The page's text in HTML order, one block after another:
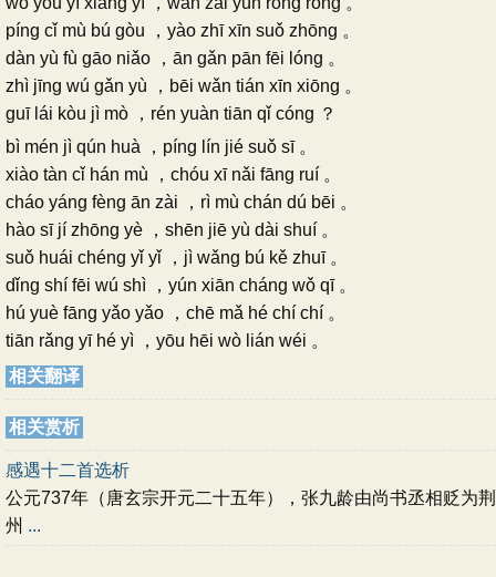
píng cǐ mù bú gòu ，yào zhī xīn suǒ zhōng 。
dàn yù fù gāo niǎo ，ān gǎn pān fēi lóng 。
zhì jīng wú gǎn yù ，bēi wǎn tián xīn xiōng 。
guī lái kòu jì mò ，rén yuàn tiān qǐ cóng ？
bì mén jì qún huà ，píng lín jié suǒ sī 。
xiào tàn cǐ hán mù ，chóu xī nǎi fāng ruí 。
cháo yáng fèng ān zài ，rì mù chán dú bēi 。
hào sī jí zhōng yè ，shēn jiē yù dài shuí 。
suǒ huái chéng yǐ yǐ ，jì wǎng bú kě zhuī 。
dǐng shí fēi wú shì ，yún xiān cháng wǒ qī 。
hú yuè fāng yǎo yǎo ，chē mǎ hé chí chí 。
tiān rǎng yī hé yì ，yōu hēi wò lián wéi 。
相关翻译
相关赏析
感遇十二首选析
公元737年（唐玄宗开元二十五年），张九龄由尚书丞相贬为荆
州 ...